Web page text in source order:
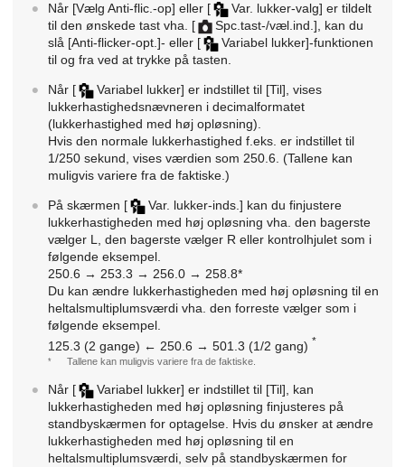
Når [Vælg Anti-flic.-op] eller [ Var. lukker-valg] er tildelt
til den ønskede tast vha. [ Spc.tast-/væl.ind.] , kan du
slå [Anti-flicker-opt.]- eller [ Variabel lukker]-funktionen
til og fra ved at trykke på tasten.
Når [ Variabel lukker] er indstillet til [Til] , vises
lukkerhastighedsnævneren i decimalformatet
(lukkerhastighed med høj opløsning).
Hvis den normale lukkerhastighed f.eks. er indstillet til
1/250 sekund, vises værdien som 250.6. (Tallene kan
muligvis variere fra de faktiske.)
På skærmen [ Var. lukker-inds.] kan du finjustere
lukkerhastigheden med høj opløsning vha. den bagerste
vælger L, den bagerste vælger R eller kontrolhjulet som i
følgende eksempel.
250.6 → 253.3 → 256.0 → 258.8*
Du kan ændre lukkerhastigheden med høj opløsning til en
heltalsmultiplumsværdi vha. den forreste vælger som i
følgende eksempel.
125.3 (2 gange) ← 250.6 → 501.3 (1/2 gang) *
* Tallene kan muligvis variere fra de faktiske.
Når [ Variabel lukker] er indstillet til [Til] , kan
lukkerhastigheden med høj opløsning finjusteres på
standbyskærmen for optagelse. Hvis du ønsker at ændre
lukkerhastigheden med høj opløsning til en
heltalsmultiplumsværdi, selv på standbyskærmen for